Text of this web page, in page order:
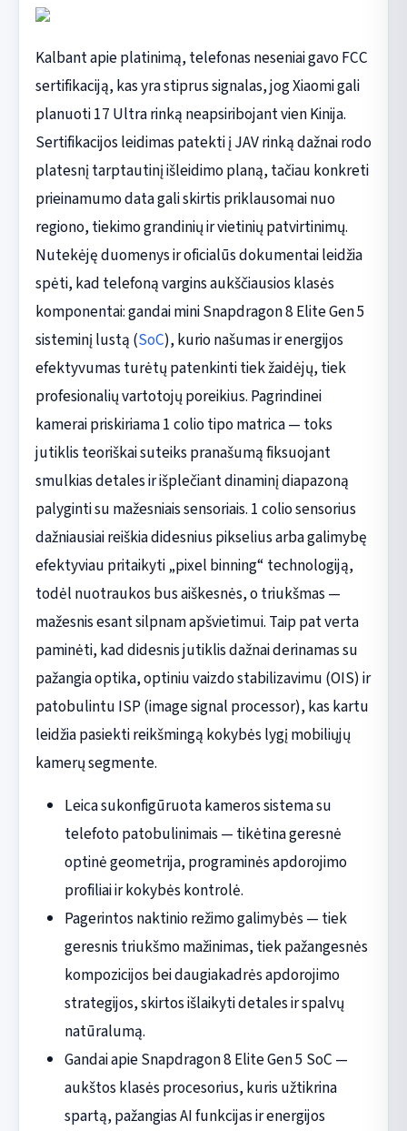
Kalbant apie platinimą, telefonas neseniai gavo FCC
sertifikaciją, kas yra stiprus signalas, jog Xiaomi gali
planuoti 17 Ultra rinką neapsiribojant vien Kinija.
Sertifikacijos leidimas patekti į JAV rinką dažnai rodo
platesnį tarptautinį išleidimo planą, tačiau konkreti
prieinamumo data gali skirtis priklausomai nuo
regiono, tiekimo grandinių ir vietinių patvirtinimų.
Nutekėję duomenys ir oficialūs dokumentai leidžia
spėti, kad telefoną vargins aukščiausios klasės
komponentai: gandai mini Snapdragon 8 Elite Gen 5
sisteminį lustą (SoC), kurio našumas ir energijos
efektyvumas turėtų patenkinti tiek žaidėjų, tiek
profesionalių vartotojų poreikius. Pagrindinei
kamerai priskiriama 1 colio tipo matricа — toks
jutiklis teoriškai suteiks pranašumą fiksuojant
smulkias detales ir išplečiant dinaminį diapazoną
palyginti su mažesniais sensoriais. 1 colio sensorius
dažniausiai reiškia didesnius pikselius arba galimybę
efektyviau pritaikyti „pixel binning“ technologiją,
todėl nuotraukos bus aiškesnės, o triukšmas —
mažesnis esant silpnam apšvietimui. Taip pat verta
paminėti, kad didesnis jutiklis dažnai derinamas su
pažangia optika, optiniu vaizdo stabilizavimu (OIS) ir
patobulintu ISP (image signal processor), kas kartu
leidžia pasiekti reikšmingą kokybės lygį mobiliųjų
kamerų segmente.
Leica sukonfigūruota kameros sistema su
telefoto patobulinimais — tikėtina geresnė
optinė geometrija, programinės apdorojimo
profiliai ir kokybės kontrolė.
Pagerintos naktinio režimo galimybės — tiek
geresnis triukšmo mažinimas, tiek pažangesnės
kompozicijos bei daugiakadrės apdorojimo
strategijos, skirtos išlaikyti detales ir spalvų
natūralumą.
Gandai apie Snapdragon 8 Elite Gen 5 SoC —
aukštos klasės procesorius, kuris užtikrina
spartą, pažangias AI funkcijas ir energijos